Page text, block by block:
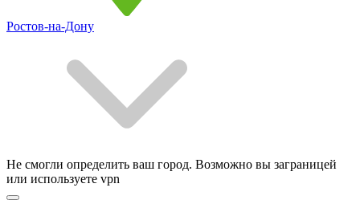
Ростов-на-Дону
Не смогли определить ваш город. Возможно вы заграницей
или используете vpn